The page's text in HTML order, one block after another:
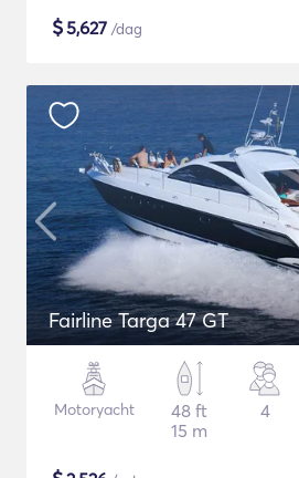
$5,627 /dag
Fairline Targa 47 GT
Motoryacht
48 ft
15 m
4